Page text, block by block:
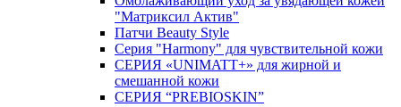
"Матриксил Актив"
Патчи Beauty Style
Серия "Harmony" для чувствительной кожи
СЕРИЯ «UNIMATT+» для жирной и
смешанной кожи
СЕРИЯ “PREBIOSKIN”